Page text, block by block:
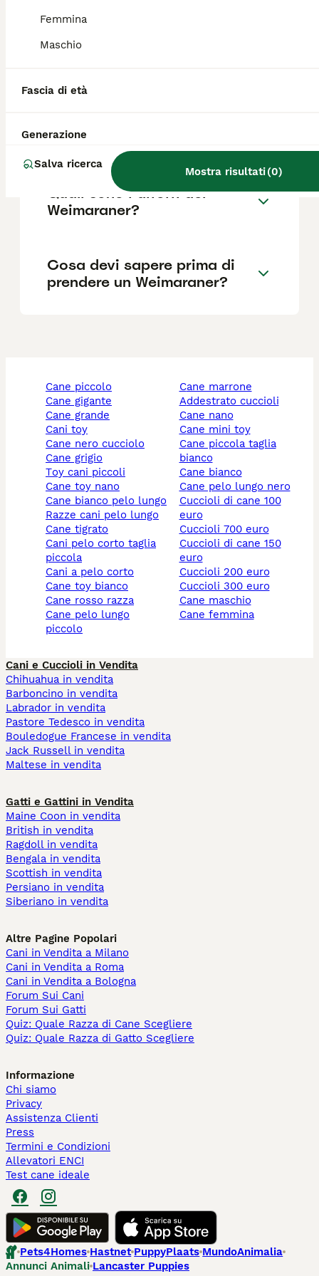
Femmina
Maschio
Fascia di età
Generazione
Salva ricerca
Mostra risultati(0)
Quanto dura la vita di un
Weimaraner?
Quali sono i difetti del
Weimaraner?
Cosa devi sapere prima di
prendere un Weimaraner?
cane piccolo
cane gigante
cane grande
cani toy
cane nero cucciolo
cane grigio
toy cani piccoli
cane toy nano
cane bianco pelo lungo
razze cani pelo lungo
cane tigrato
cani pelo corto taglia
piccola
cani a pelo corto
cane toy bianco
cane rosso razza
cane pelo lungo
piccolo
cane marrone
addestrato cuccioli
cane nano
cane mini toy
cane piccola taglia
bianco
cane bianco
cane pelo lungo nero
cuccioli di cane 100
euro
cuccioli 700 euro
cuccioli di cane 150
euro
cuccioli 200 euro
cuccioli 300 euro
cane maschio
cane femmina
Cani e Cuccioli in Vendita
Chihuahua in vendita
Barboncino in vendita
Labrador in vendita
Pastore Tedesco in vendita
Bouledogue Francese in vendita
Jack Russell in vendita
Maltese in vendita
Gatti e Gattini in Vendita
Maine Coon in vendita
British in vendita
Ragdoll in vendita
Bengala in vendita
Scottish in vendita
Persiano in vendita
Siberiano in vendita
Altre Pagine Popolari
Cani in Vendita a Milano
Cani in Vendita a Roma
Cani in Vendita a Bologna
Forum Sui Cani
Forum Sui Gatti
Quiz: Quale Razza di Cane Scegliere
Quiz: Quale Razza di Gatto Scegliere
Informazione
Chi siamo
Privacy
Assistenza Clienti
Press
Termini e Condizioni
Allevatori ENCI
Test cane ideale
Pets4Homes Hastnet PuppyPlaats MundoAnimalia
Annunci Animali Lancaster Puppies